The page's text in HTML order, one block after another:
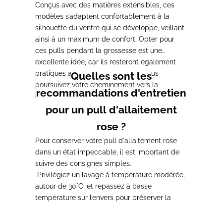
Conçus avec des matières extensibles, ces
modèles s’adaptent confortablement à la
silhouette du ventre qui se développe, veillant
ainsi à un maximum de confort. Opter pour
ces pulls pendant la grossesse est une
excellente idée, car ils resteront également
pratiques au fur et à mesure que vous
poursuivez votre cheminement vers la
maternité.
Quelles sont les
recommandations d'entretien
pour un pull d'allaitement
rose ?
Pour conserver votre pull d'allaitement rose
dans un état impeccable, il est important de
suivre des consignes simples.
Privilégiez un lavage à température modérée,
autour de 30°C, et repassez à basse
température sur l’envers pour préserver la